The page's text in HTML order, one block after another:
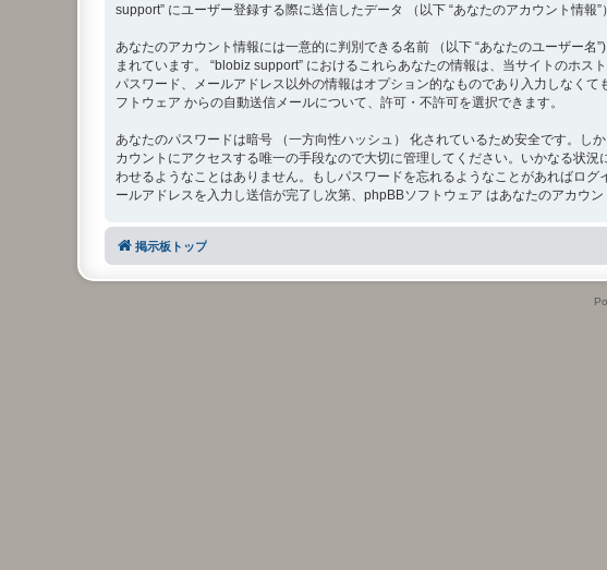
support” にユーザー登録する際に送信したデータ （以下 “あなたのアカウント情報
あなたのアカウント情報には一意的に判別できる名前 （以下 “あなたのユーザー名
まれています。 “blobiz support” におけるこれらあなたの情報は、当サイトのホ
パスワード、メールアドレス以外の情報はオプション的なものであり入力しなく
フトウェア からの自動送信メールについて、許可・不許可を選択できます。
あなたのパスワードは暗号 （一方向性ハッシュ） 化されているため安全です。し
カウントにアクセスする唯一の手段なので大切に管理してください。いかなる状
わせるようなことはありません。もしパスワードを忘れるようなことがあればロ
ールアドレスを入力し送信が完了し次第、phpBBソフトウェア はあなたのアカウ
掲示板トップ